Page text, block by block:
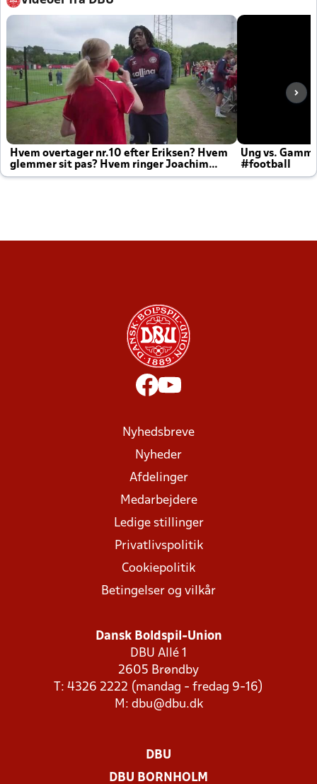
Hvem overtager nr.10 efter Eriksen? Hvem
glemmer sit pas? Hvem ringer Joachim
altid til efter kampe?
Ung vs.
#football
Nyhedsbreve
Nyheder
Afdelinger
Medarbejdere
Ledige stillinger
Privatlivspolitik
Cookiepolitik
Betingelser og vilkår
Dansk Boldspil-Union
DBU Allé 1
2605 Brøndby
T: 4326 2222 (mandag - fredag 9-16)
M: dbu@dbu.dk
DBU
DBU BORNHOLM